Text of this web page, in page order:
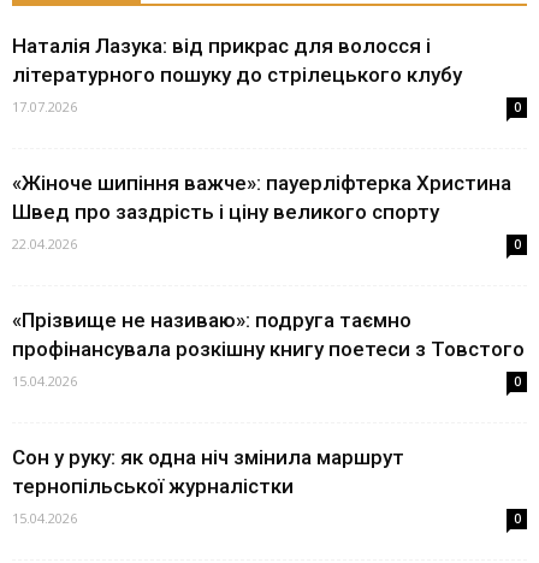
Наталія Лазука: від прикрас для волосся і
літературного пошуку до стрілецького клубу
17.07.2026 0
«Жіноче шипіння важче»: пауерліфтерка Христина
Швед про заздрість і ціну великого спорту
22.04.2026 0
«Прізвище не називаю»: подруга таємно
профінансувала розкішну книгу поетеси з Товстого
15.04.2026 0
Сон у руку: як одна ніч змінила маршрут
тернопільської журналістки
15.04.2026 0